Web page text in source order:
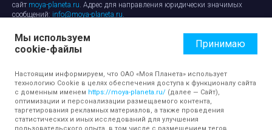
сайт moya-planeta.ru. Адрес для направления юридически значимых
сообщений: info@moya-planeta.ru.
Правила сайтаРабота с cookie-файлами
Защита персональных данных
Обработка персональных данных
Мы используем
cookie-файлы
Принимаю
Настоящим информируем, что ОАО «Моя Планета» использует
технологию Cookie в целях обеспечения доступа к функционалу сайта
с доменным именем https://moya-planeta.ru/ (далее — Сайт),
оптимизации и персонализации размещаемого контента,
таргетирования рекламных материалов, а также проведения
статистических и иных исследований для улучшения